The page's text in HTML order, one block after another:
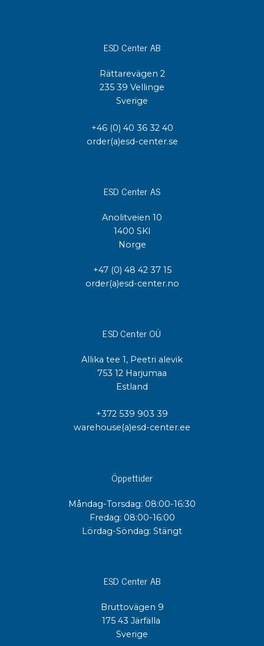
ESD Center AB
Rättarevägen 2
235 39 Vellinge
Sverige
+46 (0) 40 36 32 40
order(a)esd-center.se
ESD Center AS
Anolitveien 10
1400 SKI
Norge
+47 (0) 48 42 37 15
order(a)esd-center.no
ESD Center OÜ
Allika tee 1, Peetri alevik
753 12 Harjumaa
Estland
+372 539 903 39
warehouse(a)esd-center.ee
Öppettider
Måndag-Torsdag: 08:00-16:30
Fredag: 08:00-16:00
Lördag-Söndag: Stängt
ESD Center AB
Bruttovägen 9
175 43 Järfälla
Sverige